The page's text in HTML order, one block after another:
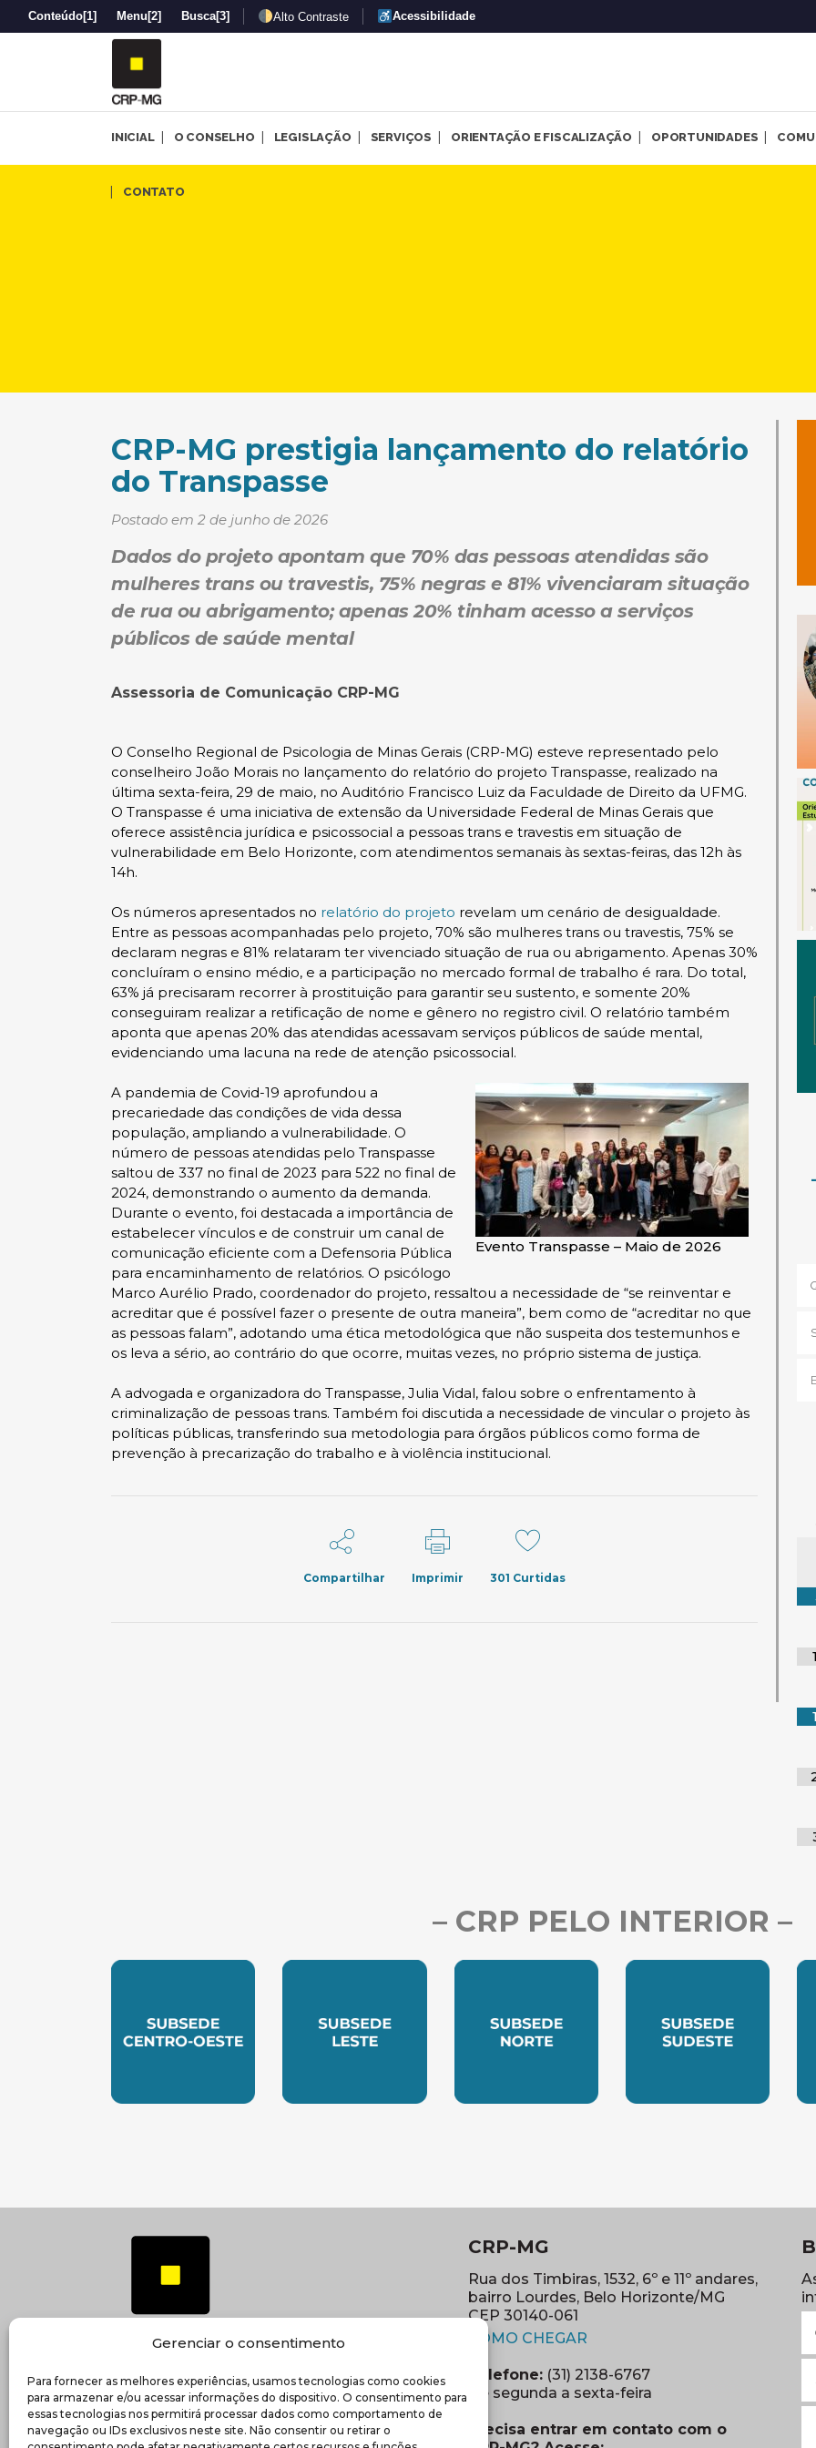
Conteúdo[1] Menu [2] Busca[3] Alto Contraste Acessibilidade
Gerenciar o consentimento
Para fornecer as melhores experiências, usamos tecnologias como cookies
para armazenar e/ou acessar informações do dispositivo. O consentimento para
essas tecnologias nos permitirá processar dados como comportamento de
navegação ou IDs exclusivos neste site. Não consentir ou retirar o
INICIAL O CONSELHO LEGISLAÇÃO SERVIÇOS ORIENTAÇÃO E FISCALIZAÇÃO OPORTUNIDADES
CONTATO
CRP-MG prestigia lançamento do relatório do Transpasse
CRP-MG prestigia lançamento do relatório
do Transpasse
Postado em 2 de junho de 2026
Dados do projeto apontam que 70% das pessoas atendidas são
mulheres trans ou travestis, 75% negras e 81% vivenciaram situação
de rua ou abrigamento; apenas 20% tinham acesso a serviços
públicos de saúde mental
Assessoria de Comunicação CRP-MG
O Conselho Regional de Psicologia de Minas Gerais (CRP-MG) esteve representado pelo
conselheiro João Morais no lançamento do relatório do projeto Transpasse, realizado na
última sexta-feira, 29 de maio, no Auditório Francisco Luiz da Faculdade de Direito da UFMG.
O Transpasse é uma iniciativa de extensão da Universidade Federal de Minas Gerais que
oferece assistência jurídica e psicossocial a pessoas trans e travestis em situação de
vulnerabilidade em Belo Horizonte, com atendimentos semanais às sextas-feiras, das 12h às
14h.
Os números apresentados no relatório do projeto revelam um cenário de desigualdade.
Entre as pessoas acompanhadas pelo projeto, 70% são mulheres trans ou travestis, 75% se
declaram negras e 81% relataram ter vivenciado situação de rua ou abrigamento. Apenas 30%
concluíram o ensino médio, e a participação no mercado formal de trabalho é rara. Do total,
63% já precisaram recorrer à prostituição para garantir seu sustento, e somente 20%
conseguiram realizar a retificação de nome e gênero no registro civil. O relatório também
aponta que apenas 20% das atendidas acessavam serviços públicos de saúde mental,
evidenciando uma lacuna na rede de atenção psicossocial.
Evento Transpasse – Maio de 2026
A pandemia de Covid-19 aprofundou a
precariedade das condições de vida dessa
população, ampliando a vulnerabilidade. O
número de pessoas atendidas pelo Transpasse
saltou de 337 no final de 2023 para 522 no final de
2024, demonstrando o aumento da demanda.
Durante o evento, foi destacada a importância de
estabelecer vínculos e de construir um canal de
comunicação eficiente com a Defensoria Pública
para encaminhamento de relatórios. O psicólogo
Marco Aurélio Prado, coordenador do projeto, ressaltou a necessidade de “se reinventar e
acreditar que é possível fazer o presente de outra maneira”, bem como de “acreditar no que
as pessoas falam”, adotando uma ética metodológica que não suspeita dos testemunhos e
os leva a sério, ao contrário do que ocorre, muitas vezes, no próprio sistema de justiça.
A advogada e organizadora do Transpasse, Julia Vidal, falou sobre o enfrentamento à
criminalização de pessoas trans. Também foi discutida a necessidade de vincular o projeto às
políticas públicas, transferindo sua metodologia para órgãos públicos como forma de
prevenção à precarização do trabalho e à violência institucional.
Compartilhar Imprimir 301 Curtidas
– CRP PELO INTERIOR –
Transparência e prestação de contas(abre em nova janela)
CRP-MG
Rua dos Timbiras, 1532, 6º e 11º andares,
bairro Lourdes, Belo Horizonte/MG
CEP 30140-061
COMO CHEGAR(abre em nova janela)
Telefone:(31) 2138-6767
De segunda a sexta-feira
Precisa entrar em contato com o